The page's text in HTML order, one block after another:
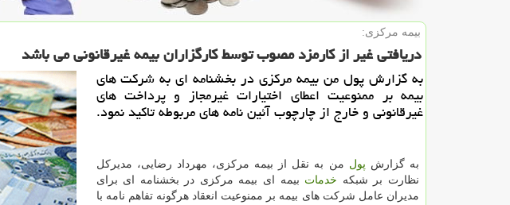
بیمه مركزی:
دریافتی غیر از كارمزد مصوب توسط كارگزاران بیمه غیرقانونی می باشد
به گزارش پول من بیمه مركزی در بخشنامه ای به شركت های
بیمه بر ممنوعیت اعطای اختیارات غیرمجاز و پرداخت های
غیرقانونی و خارج از چارچوب آئین نامه های مربوطه تاكید نمود.
به گزارش پول من به نقل از بیمه مرکزی، مهرداد رضایی، مدیرکل
نظارت بر شبکه خدمات بیمه ای بیمه مرکزی در بخشنامه ای برای
مدیران عامل شرکت های بیمه بر ممنوعیت انعقاد هرگونه تفاهم نامه با